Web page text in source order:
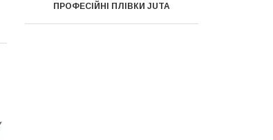
ПРОФЕСІЙНІ ПЛІВКИ JUTA